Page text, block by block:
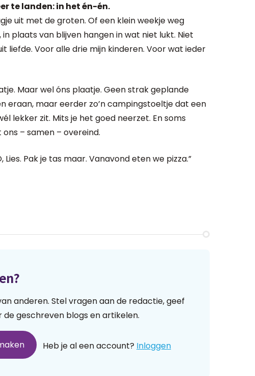
te landen: in het én-én.
uit met de groten. Of een klein weekje weg
plaats van blijven hangen in wat niet lukt. Niet
liefde. Voor alle drie mijn kinderen. Voor wat ieder
Maar wel óns plaatje. Geen strak geplande
eraan, maar eerder zo’n campingstoeltje dat een
lekker zit. Mits je het goed neerzet. En soms
– samen – overeind.
Lies. Pak je tas maar. Vanavond eten we pizza.”
anderen. Stel vragen aan de redactie, geef
geschreven blogs en artikelen.
Heb je al een account? Inloggen